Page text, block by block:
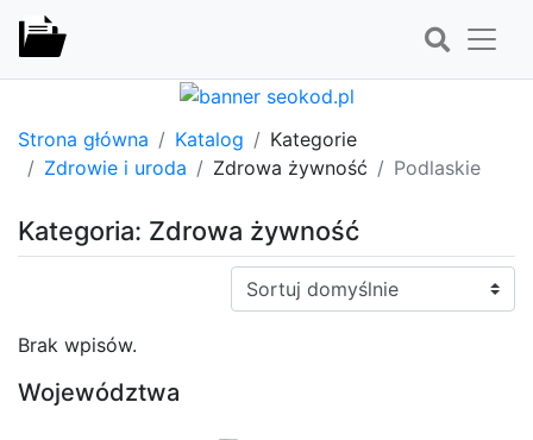
Strona główna Katalog
Kategorie
Zdrowie i uroda
Zdrowa żywność Podlaskie
Kategoria: Zdrowa żywność
Sortuj:
Brak wpisów.
Województwa